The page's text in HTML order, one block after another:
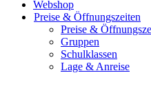
Webshop
Preise & Öffnungszeiten
Preise &
Gruppen
Schulklassen
Lage & Anreise